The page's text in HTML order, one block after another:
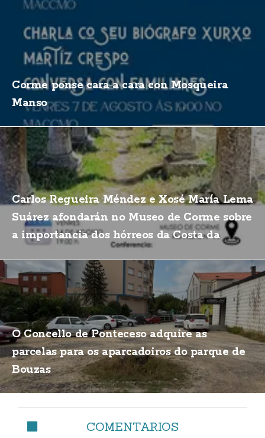
Corme ponse cara a cara con Mosqueira
Manso
Carlos Regueira Méndez e Xosé María Lema
Suárez afondarán no Museo de Corme sobre
a importancia dos hórreos da Costa da
O Concello de Ponteceso adquire as
parcelas para os aparcadoiros do parque de
Bouzas
COMENTARIOS